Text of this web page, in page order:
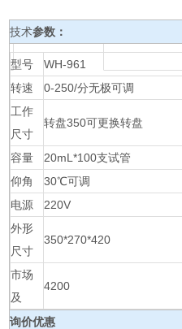
技术参数：
型号
WH-961
转速
0-250/分无极可调
工作
尺寸
转盘350可更换转盘
容量
20mL*100支试管
仰角
30℃可调
电源
220V
外形
尺寸
350*270*420
市场
及
4200
询价优惠